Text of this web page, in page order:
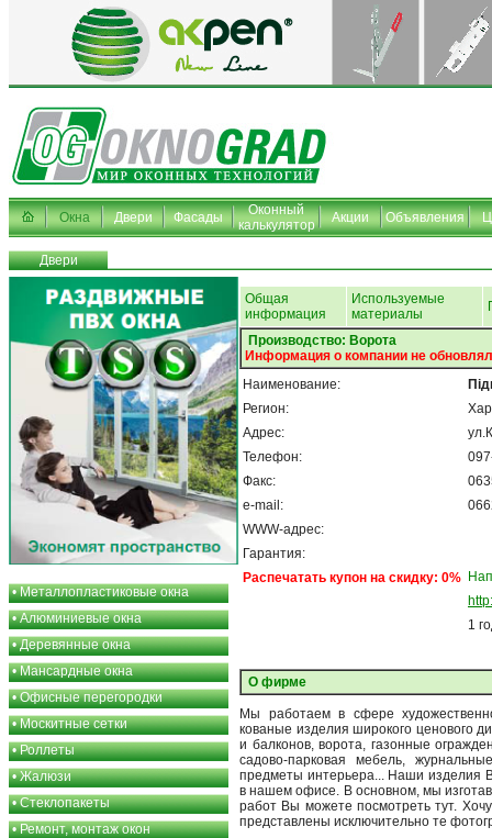
Окна Двери Фасады
Оконный
калькулятор
Акции Объявления
Двери
•Металлопластиковые окна
•Алюминиевые окна
•Деревянные окна
•Мансардные окна
•Офисные перегородки
•Москитные сетки
•Роллеты
•Жалюзи
•Стеклопакеты
•Ремонт, монтаж окон
Общая
информация
Используемые
материалы
Производство: Ворота
Информация о компании не
Наименование:
Регион:
Адрес:
Телефон:
Факс:
e-mail:
WWW-адрес:
Гарантия:
Распечатать купон на скидку: 0%
1
О фирме
Мы работаем в сфере
кованые изделия широкого ценового
и балконов, ворота, газонные
садово-парковая мебель,
предметы интерьера... Наши изделия
в нашем офисе. В основном, мы
работ Вы можете посмотреть тут.
представлены исключительно те